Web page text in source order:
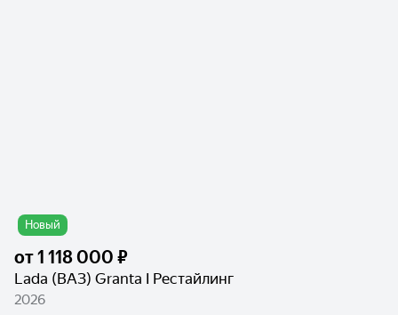
Новый
от1 118 000 ₽
Lada (ВАЗ) Granta I Рестайлинг
2026